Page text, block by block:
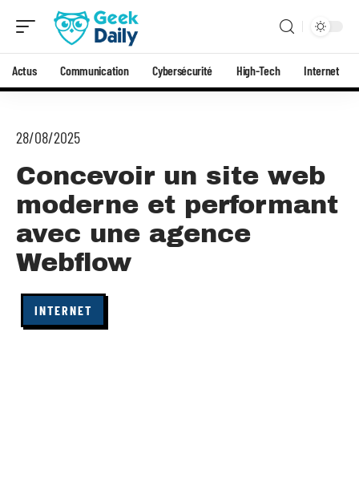
Actus Communication Cybersécurité High-Tech Internet
28/08/2025
Concevoir un site web
moderne et performant
avec une agence
Webflow
INTERNET